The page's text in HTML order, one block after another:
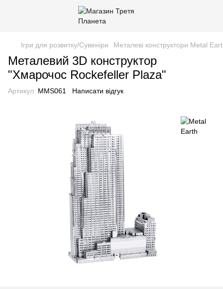
Ігри для розвитку/Сувеніри Металеві конструктори Metal
Металевий 3D конструктор
"Хмарочос Rockefeller Plaza"
Артикул: MMS061 Написати відгук